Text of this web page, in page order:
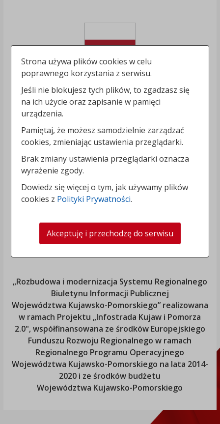
„Rozbudowa i modernizacja Systemu Regionalnego
Biuletynu Informacji Publicznej
Województwa Kujawsko-Pomorskiego” realizowana
w ramach Projektu „Infostrada Kujaw i Pomorza
2.0", współfinansowana ze środków Europejskiego
Funduszu Rozwoju Regionalnego w ramach
Regionalnego Programu Operacyjnego
Województwa Kujawsko-Pomorskiego na lata 2014-
2020 i ze środków budżetu
Województwa Kujawsko-Pomorskiego
Strona używa plików cookies w celu
poprawnego korzystania z serwisu.
Jeśli nie blokujesz tych plików, to zgadzasz się
na ich użycie oraz zapisanie w pamięci
urządzenia.
Pamiętaj, że możesz samodzielnie zarządzać
cookies, zmieniając ustawienia przeglądarki.
Brak zmiany ustawienia przeglądarki oznacza
wyrażenie zgody.
Dowiedz się więcej o tym, jak używamy plików
cookies z Polityki Prywatności.
Akceptuję i przechodzę do serwisu